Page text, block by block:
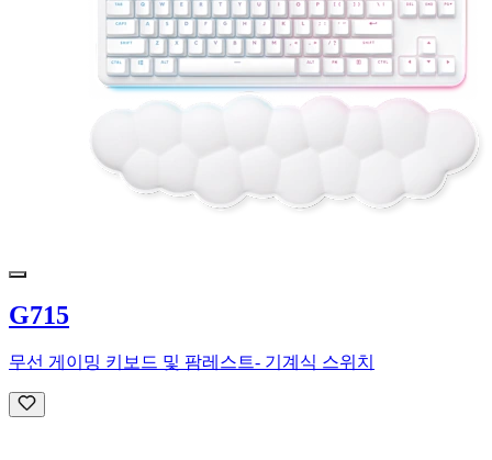
G715
무선 게이밍 키보드 및 팜레스트- 기계식 스위치